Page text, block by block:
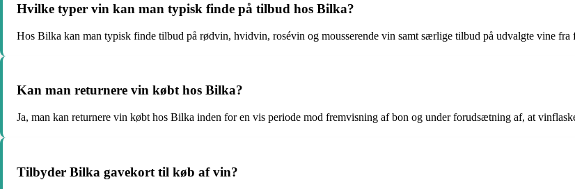
Hvilke typer vin kan man typisk finde på tilbud hos Bilka?
Hos Bilka kan man typisk finde tilbud på rødvin, hvidvin, rosévin og mousserende vin samt særlige tilbud på udvalgte vine fra
Kan man returnere vin købt hos Bilka?
Ja, man kan returnere vin købt hos Bilka inden for en vis periode mod fremvisning af bon og under forudsætning af, at
Tilbyder Bilka gavekort til køb af vin?